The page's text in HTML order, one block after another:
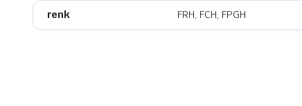
renk FRH, FCH, FPGH